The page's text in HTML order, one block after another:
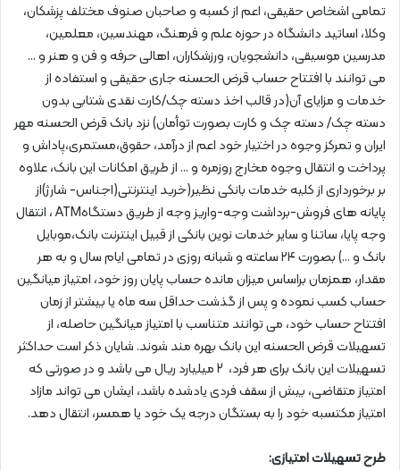
تمامی اشخاص حقیقی، اعم از کسبه و صاحبان صنوف مختلف پزشکان،
وکلا، اساتید دانشگاه در حوزه علم و فرهنگ، مهندسین، معلمین،
مدرسین موسیقی، دانشجویان، ورزشکاران، اهالی حرفه و فن و هنر و …
می توانند با افتتاح حساب قرض الحسنه جاری حقیقی و استفاده از
خدمات و مزایای آن(در قالب اخذ دسته چک/کارت نقدی شتابی بدون
دسته چک/ دسته چک و کارت بصورت توأمان) نزد بانک قرض الحسنه مهر
ایران و تمرکز وجوه در اختیار خود اعم از درآمد، حقوق،مستمری،پاداش و
پرداخت و انتقال وجوه مخارج روزمره و … از طریق امکانات این بانک، علاوه
بر برخورداری از کلیه خدمات بانکی نظیر(خرید اینترنتی(اجناس- شارژ)از
پایانه های فروش-برداشت وجه-واریز وجه از طریق دستگاهATM ، انتقال
وجه پایا، ساتنا و سایر خدمات نوین بانکی از قبیل اینترنت بانک،موبایل
بانک و …) بصورت ۲۴ ساعته و شبانه روزی در تمامی ایام سال و به هر
مقدار، همزمان براساس میزان مانده حساب پایان روز خود، امتیاز میانگین
حساب کسب نموده و پس از گذشت حداقل سه ماه یا بیشتر از زمان
افتتاح حساب خود، می توانند متناسب با امتیاز میانگین حاصله، از
تسهیلات قرض الحسنه این بانک بهره مند شوند. شایان ذکر است حداکثر
تسهیلات این بانک برای هر فرد، 2 میلیارد ریال می باشد و در صورتی که
امتیاز متقاضی، بیش از سقف فردی یادشده باشد، ایشان می تواند مازاد
امتیاز مکتسبه خود را به بستگان درجه یک خود یا همسر، انتقال دهد.
طرح تسهیلات امتیازی: